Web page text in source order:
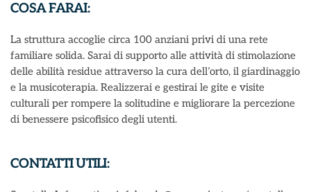
COSA FARAI:
La struttura accoglie circa 100 anziani privi di una rete
familiare solida. Sarai di supporto alle attività di stimolazione
delle abilità residue attraverso la cura dell’orto, il giardinaggio
e la musicoterapia. Realizzerai e gestirai le gite e visite
culturali per rompere la solitudine e migliorare la percezione
di benessere psicofisico degli utenti.
CONTATTI UTILI: